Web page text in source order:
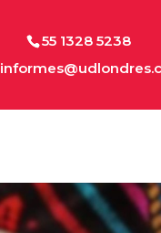
55 1328 5238